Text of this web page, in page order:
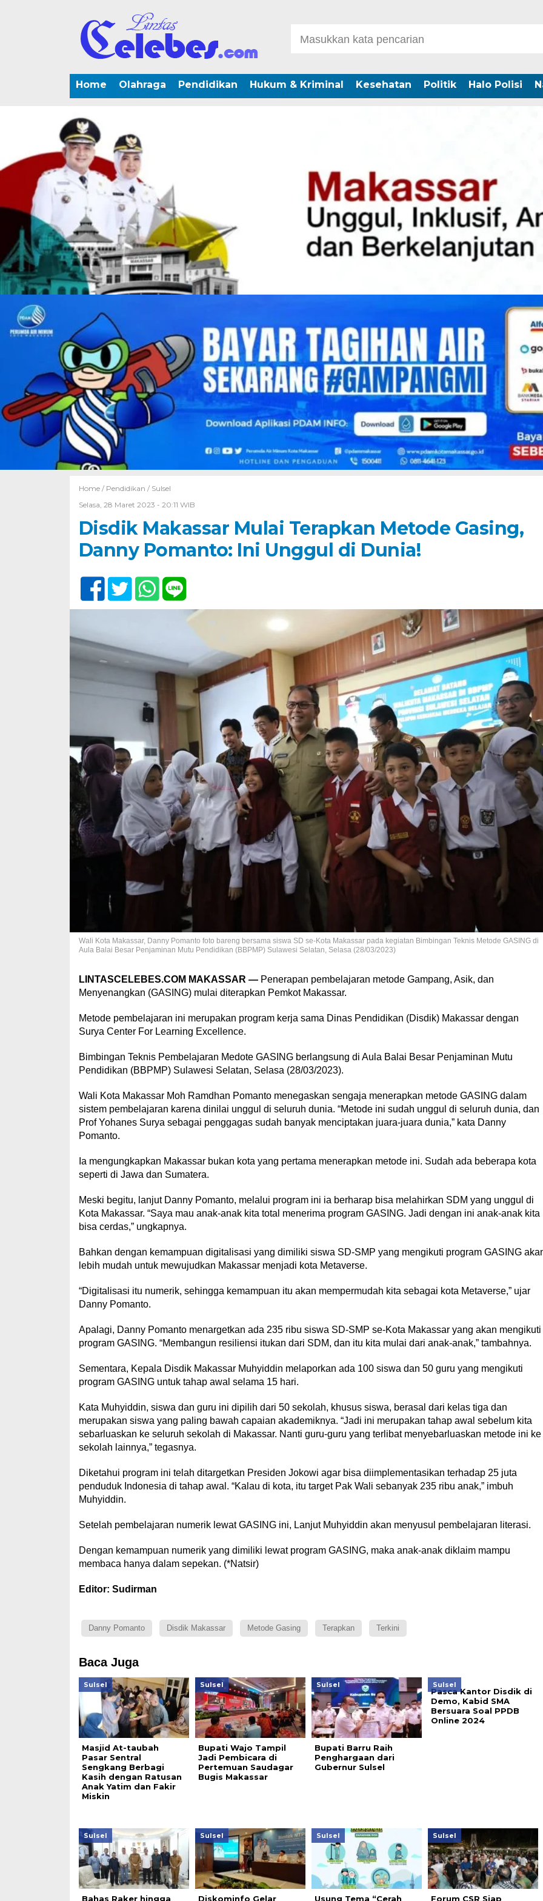
Home Olahraga Pendidikan Hukum & Kriminal Kesehatan Politik Halo Polisi
Home / Pendidikan / Sulsel
Selasa, 28 Maret 2023 - 20:11 WIB
Disdik Makassar Mulai Terapkan Metode Gasing,
Danny Pomanto: Ini Unggul di Dunia!
Wali Kota Makassar, Danny Pomanto foto bareng bersama siswa SD se-Kota Makassar pada kegiatan Bimbingan Teknis Metode GASING di
Aula Balai Besar Penjaminan Mutu Pendidikan (BBPMP) Sulawesi Selatan, Selasa (28/03/2023)
LINTASCELEBES.COM MAKASSAR —Penerapan pembelajaran metode Gampang, Asik, dan
Menyenangkan (GASING) mulai diterapkan Pemkot Makassar.
Metode pembelajaran ini merupakan program kerja sama Dinas Pendidikan (Disdik) Makassar dengan
Surya Center For Learning Excellence.
Bimbingan Teknis Pembelajaran Medote GASING berlangsung di Aula Balai Besar Penjaminan Mutu
Pendidikan (BBPMP) Sulawesi Selatan, Selasa (28/03/2023).
Wali Kota Makassar Moh Ramdhan Pomanto menegaskan sengaja menerapkan metode GASING dalam
sistem pembelajaran karena dinilai unggul di seluruh dunia. “Metode ini sudah unggul di seluruh dunia, dan
Prof Yohanes Surya sebagai penggagas sudah banyak menciptakan juara-juara dunia,” kata Danny
Pomanto.
Ia mengungkapkan Makassar bukan kota yang pertama menerapkan metode ini. Sudah ada beberapa kota
seperti di Jawa dan Sumatera.
Meski begitu, lanjut Danny Pomanto, melalui program ini ia berharap bisa melahirkan SDM yang unggul di
Kota Makassar. “Saya mau anak-anak kita total menerima program GASING. Jadi dengan ini anak-anak kita
bisa cerdas,” ungkapnya.
Bahkan dengan kemampuan digitalisasi yang dimiliki siswa SD-SMP yang mengikuti program GASING
lebih mudah untuk mewujudkan Makassar menjadi kota Metaverse.
“Digitalisasi itu numerik, sehingga kemampuan itu akan mempermudah kita sebagai kota Metaverse,” ujar
Danny Pomanto.
Apalagi, Danny Pomanto menargetkan ada 235 ribu siswa SD-SMP se-Kota Makassar yang akan mengikuti
program GASING. “Membangun resiliensi itukan dari SDM, dan itu kita mulai dari anak-anak,” tambahnya.
Sementara, Kepala Disdik Makassar Muhyiddin melaporkan ada 100 siswa dan 50 guru yang mengikuti
program GASING untuk tahap awal selama 15 hari.
Kata Muhyiddin, siswa dan guru ini dipilih dari 50 sekolah, khusus siswa, berasal dari kelas tiga dan
merupakan siswa yang paling bawah capaian akademiknya. “Jadi ini merupakan tahap awal sebelum kita
sebarluaskan ke seluruh sekolah di Makassar. Nanti guru-guru yang terlibat menyebarluaskan metode ini ke
sekolah lainnya,” tegasnya.
Diketahui program ini telah ditargetkan Presiden Jokowi agar bisa diimplementasikan terhadap 25 juta
penduduk Indonesia di tahap awal. “Kalau di kota, itu target Pak Wali sebanyak 235 ribu anak,” imbuh
Muhyiddin.
Setelah pembelajaran numerik lewat GASING ini, Lanjut Muhyiddin akan menyusul pembelajaran literasi.
Dengan kemampuan numerik yang dimiliki lewat program GASING, maka anak-anak diklaim mampu
membaca hanya dalam sepekan. (*Natsir)
Editor: Sudirman
Danny Pomanto Disdik Makassar Metode Gasing Terapkan Terkini
Baca Juga
Sulsel
Masjid At-taubah
Pasar Sentral
Sengkang Berbagi
Kasih dengan Ratusan
Anak Yatim dan Fakir
Miskin
Sulsel
Bupati Wajo Tampil
Jadi Pembicara di
Pertemuan Saudagar
Bugis Makassar
Sulsel
Bupati Barru Raih
Penghargaan dari
Gubernur Sulsel
Sulsel
Pasca Kantor Disdik di
Demo, Kabid SMA
Bersuara Soal PPDB
Online 2024
Sulsel
Bahas Raker hingga
Sulsel
Diskominfo Gelar
Sulsel
Usung Tema “Cerah
Sulsel
Forum CSR Siap